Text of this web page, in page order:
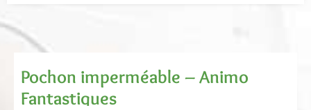
Pochon imperméable – Animo
Fantastiques